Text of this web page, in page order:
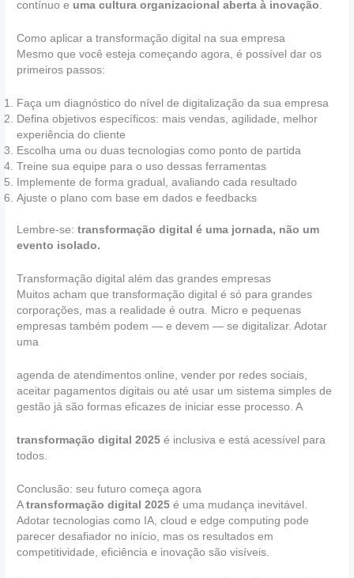
contínuo e uma cultura organizacional aberta à inovação.
Como aplicar a transformação digital na sua empresa
Mesmo que você esteja começando agora, é possível dar os
primeiros passos:
Faça um diagnóstico do nível de digitalização da sua empresa
Defina objetivos específicos: mais vendas, agilidade, melhor
experiência do cliente
Escolha uma ou duas tecnologias como ponto de partida
Treine sua equipe para o uso dessas ferramentas
Implemente de forma gradual, avaliando cada resultado
Ajuste o plano com base em dados e feedbacks
Lembre-se:transformação digital é uma jornada, não um
evento isolado.
Transformação digital além das grandes empresas
Muitos acham que transformação digital é só para grandes
corporações, mas a realidade é outra. Micro e pequenas
empresas também podem — e devem — se digitalizar. Adotar
uma
agenda de atendimentos online, vender por redes sociais,
aceitar pagamentos digitais ou até usar um sistema simples de
gestão já são formas eficazes de iniciar esse processo. A
transformação digital 2025 é inclusiva e está acessível para
todos.
Conclusão: seu futuro começa agora
Atransformação digital 2025 é uma mudança inevitável.
Adotar tecnologias como IA, cloud e edge computing pode
parecer desafiador no início, mas os resultados em
competitividade, eficiência e inovação são visíveis.